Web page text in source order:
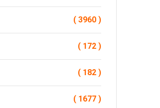
( 3960 )
( 172 )
( 182 )
( 1677 )